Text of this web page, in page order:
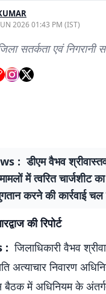
2026 01:43 PM (IST)
सतर्कता एवं
: डीएम वैभव श्रीवास्तव
में त्वरित चार्जशीट
करने की कार्रवाई चल
की रिपोर्ट
: जिलाधिकारी वैभव
अत्याचार निवारण
में अधिनियम के अंतर्गत